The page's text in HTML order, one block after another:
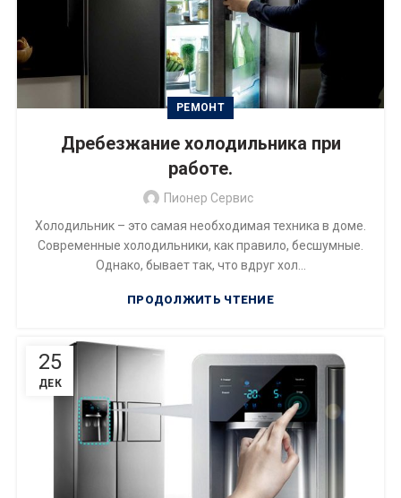
РЕМОНТ
Дребезжание холодильника при
работе.
Пионер Сервис
Холодильник – это самая необходимая техника в доме.
Современные холодильники, как правило, бесшумные.
Однако, бывает так, что вдруг хол...
ПРОДОЛЖИТЬ ЧТЕНИЕ
25
ДЕК